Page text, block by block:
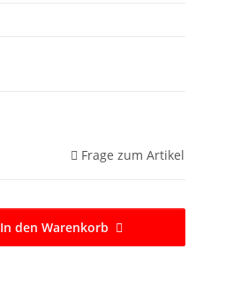
Frage zum Artikel
In den Warenkorb